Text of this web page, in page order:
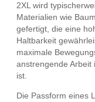
2XL wird
Materialien wie
gefertigt, die eine
Haltbarkeit
maximale
anstrengende Arbeit
ist.
Die Passform eines